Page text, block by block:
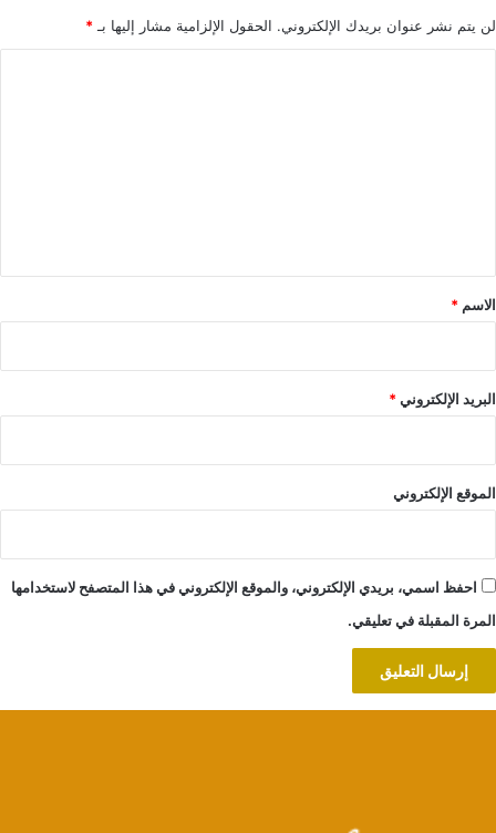
لن يتم نشر عنوان بريدك الإلكتروني. الحقول الإلزامية مشار إليها بـ *
*
الاسم *
البريد الإلكتروني*
الموقع الإلكتروني
احفظ اسمي، بريدي الإلكتروني، والموقع الإلكتروني في هذا المتصفح لاستخدامها
المرة المقبلة في تعليقي.